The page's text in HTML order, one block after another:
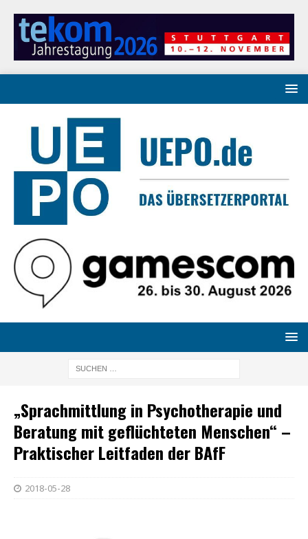
„Sprachmittlung in Psychotherapie und
Beratung mit geflüchteten Menschen“ –
Praktischer Leitfaden der BAfF
2018-05-28